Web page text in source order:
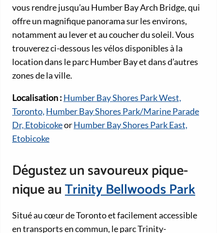
vous rendre jusqu’au Humber Bay Arch Bridge, qui
offre un magnifique panorama sur les environs,
notamment au lever et au coucher du soleil. Vous
trouverez ci-dessous les vélos disponibles à la
location dans le parc Humber Bay et dans d’autres
zones de la ville.
Localisation : Humber Bay Shores Park West,
Toronto, Humber Bay Shores Park/Marine Parade
Dr, EtobicokeorHumber Bay Shores Park East,
Etobicoke
Dégustez un savoureux pique-
nique auTrinity Bellwoods Park
Situé au cœur de Toronto et facilement accessible
en transports en commun, le parc Trinity-